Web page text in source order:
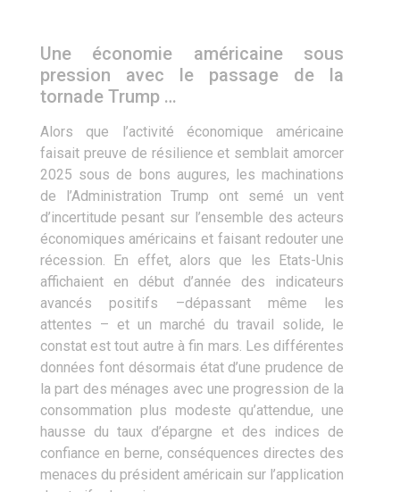
Une économie américaine sous
pression avec le passage de la
tornade Trump …
Alors que l’activité économique américaine
faisait preuve de résilience et semblait amorcer
2025 sous de bons augures, les machinations
de l’Administration Trump ont semé un vent
d’incertitude pesant sur l’ensemble des acteurs
économiques américains et faisant redouter une
récession. En effet, alors que les Etats-Unis
affichaient en début d’année des indicateurs
avancés positifs –dépassant même les
attentes – et un marché du travail solide, le
constat est tout autre à fin mars. Les différentes
données font désormais état d’une prudence de
la part des ménages avec une progression de la
consommation plus modeste qu’attendue, une
hausse du taux d’épargne et des indices de
confiance en berne, conséquences directes des
menaces du président américain sur l’application